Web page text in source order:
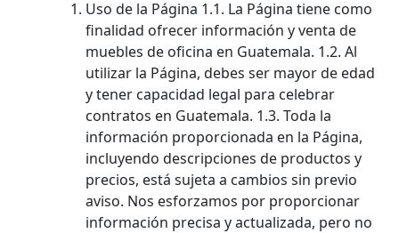
Uso de la Página 1.1. La Página tiene como
finalidad ofrecer información y venta de
muebles de oficina en Guatemala. 1.2. Al
utilizar la Página, debes ser mayor de edad
y tener capacidad legal para celebrar
contratos en Guatemala. 1.3. Toda la
información proporcionada en la Página,
incluyendo descripciones de productos y
precios, está sujeta a cambios sin previo
aviso. Nos esforzamos por proporcionar
información precisa y actualizada, pero no